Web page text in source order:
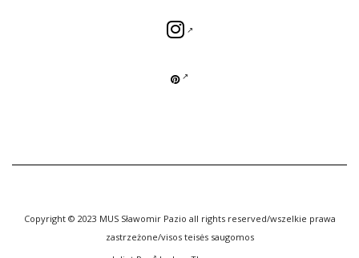
Copyright © 2023 MUS Sławomir Pazio all rights reserved/wszelkie prawa
zastrzeżone/visos teisės saugomos